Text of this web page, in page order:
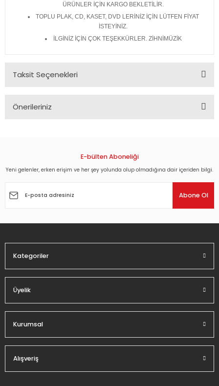
ÜRÜNLER İÇİN KARGO BEKLETİLİR.
TOPLU PLAK, CD, KASET, DVD LERİNİZ İÇİN LÜTFEN FİYAT
İSTEYİNİZ.
İLGİNİZ İÇİN ÇOK TEŞEKKÜRLER. ZİHNİMÜZİK
Taksit Seçenekleri
Önerileriniz
Görüş ve önerileriniz için teşekkür ederiz.
Ürün açıklamasında eksik bilgiler bulunuyor.
Ürün fiyatı diğer sitelerden daha pahalı.
E-bülten Aboneliği
Yeni gelenler, erken erişim ve her şey yolunda olup olmadığına dair içeriden bilgi.
Abone Ol
Kategoriler
Üyelik
Kurumsal
Alışveriş